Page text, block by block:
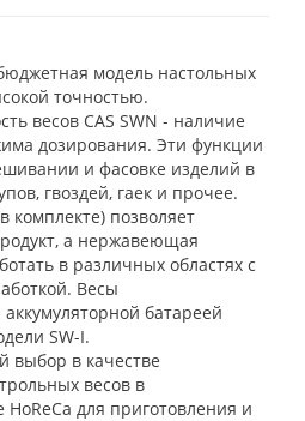
модель настольных
точностью.
весов CAS SWN - наличие
дозирования. Эти функции
и фасовке изделий в
гвоздей, гаек и прочее.
комплекте) позволяет
а нержавеющая
в различных областях с
Весы
батареей
SW-I.
выбор в качестве
весов в
для приготовления и